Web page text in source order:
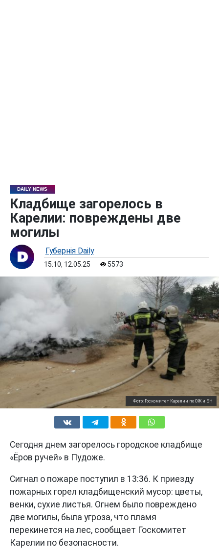
DAILY NEWS
Кладбище загорелось в
Карелии: повреждены две
могилы
Губернiя Daily
15:10, 12.05.25 5573
Фото: Госкомитет Карелии по ОЖ и БН
Сегодня днем загорелось городское кладбище
«Ёров ручей» в Пудоже.
Сигнал о пожаре поступил в 13:36. К приезду
пожарных горел кладбищенский мусор: цветы,
венки, сухие листья. Огнем было повреждено
две могилы, была угроза, что пламя
перекинется на лес, сообщает Госкомитет
Карелии по безопасности.